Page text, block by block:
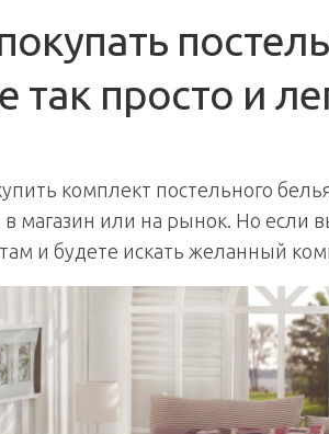
так просто и
комплект постельного
в магазин или на рынок. Но если
и будете искать желанный